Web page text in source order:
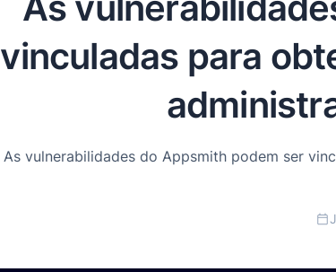
vinculadas para
As vulnerabilidades do Appsmith podem ser